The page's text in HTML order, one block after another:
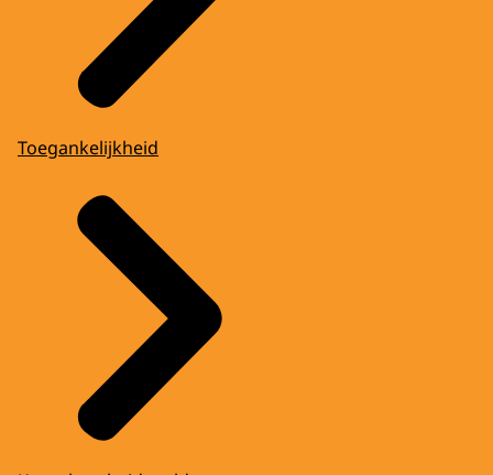
Toegankelijkheid